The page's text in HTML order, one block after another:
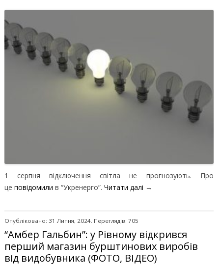
1 серпня відключення світла не прогнозують. Про
це повідомили в “Укренерго”. Читати далі →
Опубліковано: 31 Липня, 2024. Переглядів: 705
“Амбер Гальбин”: у Рівному відкрився
перший магазин бурштинових виробів
від видобувника (ФОТО, ВІДЕО)